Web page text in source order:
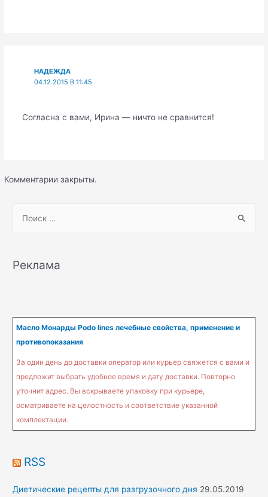
НАДЕЖДА
04.12.2015 В 11:45
Согласна с вами, Ирина — ничто не сравнится!
Комментарии закрыты.
r
o
Реклама
Масло Монарды Podo lines лечебные свойства, применение и
противопоказания
За один день до доставки оператор или курьер свяжется с вами и
предложит выбрать удобное время и дату доставки. Повторно
уточнит адрес. Вы вскрываете упаковку при курьере,
осматриваете на целостность и соответствие указанной
комплектации.
RSS
Диетические рецепты для разгрузочного дня 29.05.2019